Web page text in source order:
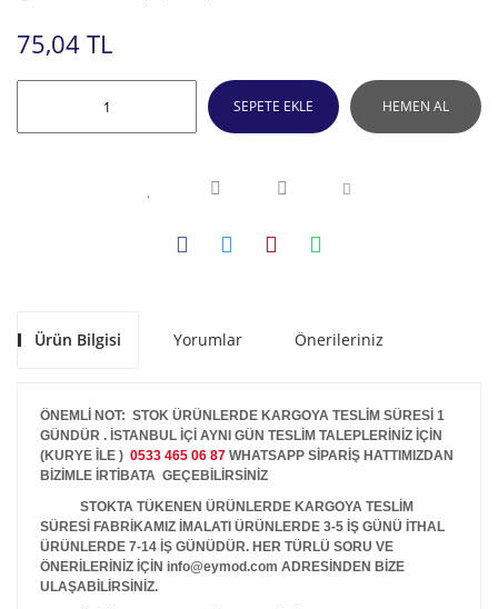
75,04 TL
SEPETE EKLE HEMEN AL
Ürün Bilgisi Yorumlar Önerileriniz
ÖNEMLİ NOT: STOK ÜRÜNLERDE KARGOYA TESLİM SÜRESİ 1
GÜNDÜR . İSTANBUL İÇİ AYNI GÜN TESLİM TALEPLERİNİZ İÇİN
(KURYE İLE ) 0533 465 06 87 WHATSAPP SİPARİŞ HATTIMIZDAN
BİZİMLE İRTİBATA GEÇEBİLİRSİNİZ
STOKTA TÜKENEN ÜRÜNLERDE KARGOYA TESLİM
SÜRESİ FABRİKAMIZ İMALATI ÜRÜNLERDE 3-5 İŞ GÜNÜ İTHAL
ÜRÜNLERDE 7-14 İŞ GÜNÜDÜR. HER TÜRLÜ SORU VE
ÖNERİLERİNİZ İÇİN info@eymod.com ADRESİNDEN BİZE
ULAŞABİLİRSİNİZ.